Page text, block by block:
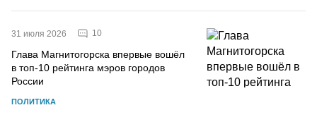
31 июля 2026 10
Глава Магнитогорска впервые вошёл
в топ-10 рейтинга мэров городов
России
ПОЛИТИКА